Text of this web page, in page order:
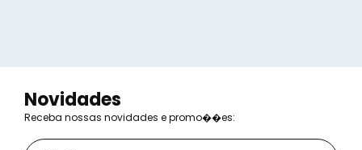
Novidades
Receba nossas novidades e promo��es: